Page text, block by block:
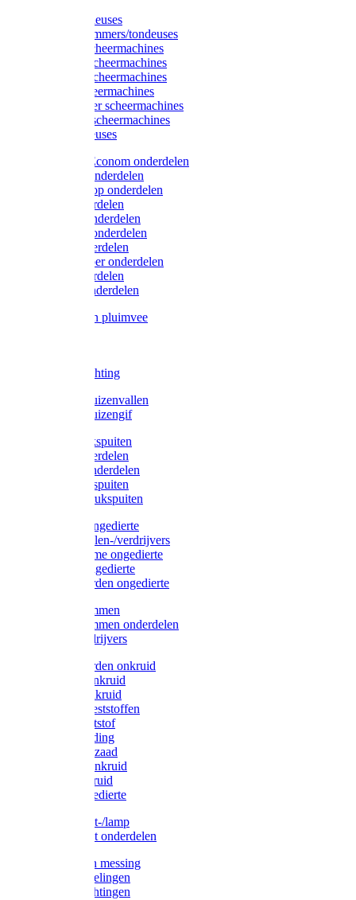
Moser tondeuses
Overige trimmers/tondeuses
Heiniger scheermachines
Hauptner scheermachines
Aesculap scheermachines
Liscop scheermachines
FarmClipper scheermachines
Constanta scheermachines
Wahl tondeuses
Aesculap/Econom onderdelen
Hauptner onderdelen
Lister/Liscop onderdelen
Eider onderdelen
Heiniger onderdelen
Constanta onderdelen
Moser onderdelen
Farm Clipper onderdelen
Oster onderdelen
TailWell onderdelen
Voerbakken pluimvee
LED verlichting
Ratten / Muizenvallen
Ratten / Muizengif
Gloria drukspuiten
Gloria onderdelen
Gardena onderdelen
Dario drukspuiten
Gardena drukspuiten
Diversen ongedierte
Insectenvallen-/verdrijvers
Protect Home ongedierte
Solabiol ongedierte
Protect Garden ongedierte
Mollenklemmen
Mollenklemmen onderdelen
Mollenverdrijvers
Protect Garden onkruid
Diversen onkruid
Solabiol onkruid
Solabiol meststoffen
Pokon meststof
Pokon voeding
Pokon graszaad
Roundup onkruid
Pokon onkruid
Pokon ongedierte
Vliegenkast-/lamp
Vliegenkast onderdelen
Zuigkorven messing
Geka koppelingen
Geka afdichtingen